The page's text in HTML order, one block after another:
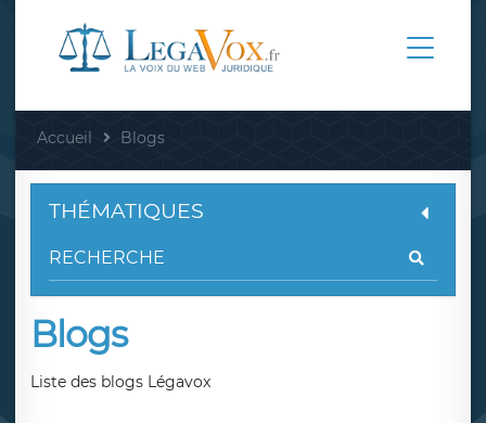
Accueil Blogs
Blogs
Liste des blogs Légavox
THÉMATIQUES